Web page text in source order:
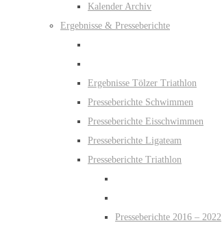
Kalender Archiv
Ergebnisse & Presseberichte
Ergebnisse Tölzer Triathlon
Presseberichte Schwimmen
Presseberichte Eisschwimmen
Presseberichte Ligateam
Presseberichte Triathlon
Presseberichte 2016 – 2022